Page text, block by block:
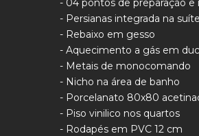
- 04 pontos de preparação e
- Persianas integrada na
- Rebaixo em gesso
- Aquecimento a gás em
- Metais de monocomando
- Nicho na área de banho
- Porcelanato 80x80
- Piso vinilico nos quartos
- Rodapés em PVC 12 cm